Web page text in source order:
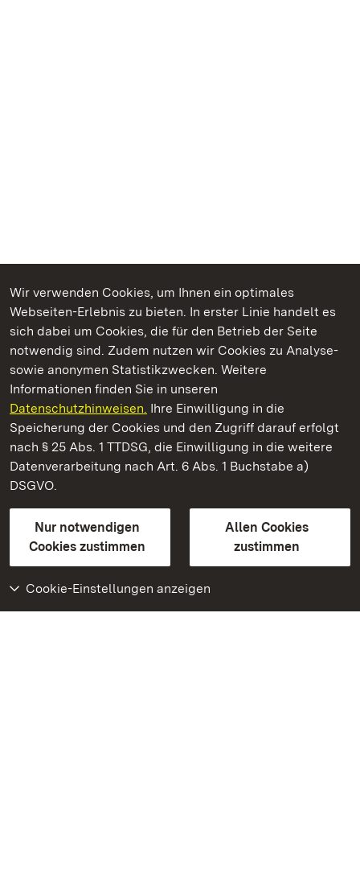
Wir verwenden Cookies, um Ihnen ein optimales
Webseiten-Erlebnis zu bieten. In erster Linie handelt es
sich dabei um Cookies, die für den Betrieb der Seite
notwendig sind. Zudem nutzen wir Cookies zu Analyse-
sowie anonymen Statistikzwecken. Weitere
Informationen finden Sie in unseren
Datenschutzhinweisen. Ihre Einwilligung in die
Speicherung der Cookies und den Zugriff darauf erfolgt
nach § 25 Abs. 1 TTDSG, die Einwilligung in die weitere
Datenverarbeitung nach Art. 6 Abs. 1 Buchstabe a)
DSGVO.
Nur notwendigen
Cookies zustimmen
Allen Cookies
zustimmen
Cookie-Einstellungen anzeigen
Kommen. Staunen. Genießen.
Staatliche Schlösser und Gärten Baden‑Württemberg
Staatliche Schlösser und Gärten Baden-Württemberg
Kontakt
GebärdenspracheLeichte Sprache
Erklärung zur Barrierefreiheit
BITV-konform (geprüfte Seiten)
Weiteres